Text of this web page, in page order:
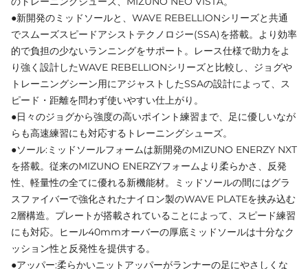
●新開発のミッドソールと、WAVE REBELLIONシリーズと共通
でスムーズスピードアシストテクノロジー(SSA)を搭載。より効率
的で負担の少ないランニングをサポート。レース仕様で助力をよ
り強く設計したWAVE REBELLIONシリーズと比較し、ジョグや
トレーニングシーン用にアジャストしたSSAの設計によって、ス
ピード・距離を問わず使いやすい仕上がり。
●日々のジョグから強度の高いポイント練習まで、足に優しいなが
らも高速練習にも対応するトレーニングシューズ。
●ソール:ミッドソールフォームは新開発のMIZUNO ENERZY NXT
を搭載。従来のMIZUNO ENERZYフォームより柔らかさ、反発
性、軽量性の全てに優れる新機能材。ミッドソールの間にはグラ
スファイバーで強化されたナイロン製のWAVE PLATEを挟み込む
2層構造。プレートが搭載されていることによって、スピード練習
にも対応。ヒール40mmオーバーの厚底ミッドソールは十分なク
ッション性と反発性を提供する。
●アッパー:柔らかいニットアッパーがランナーの足にやさしくな